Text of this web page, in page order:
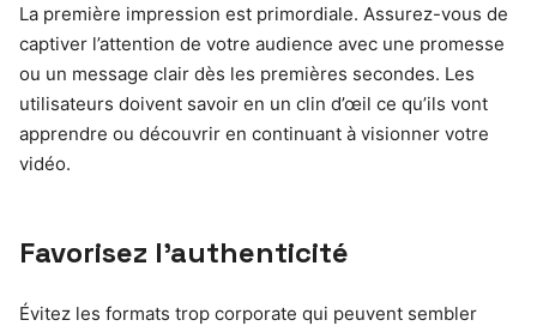
La première impression est primordiale. Assurez-vous de
captiver l’attention de votre audience avec une promesse
ou un message clair dès les premières secondes. Les
utilisateurs doivent savoir en un clin d’œil ce qu’ils vont
apprendre ou découvrir en continuant à visionner votre
vidéo.
Favorisez l’authenticité
Évitez les formats trop corporate qui peuvent sembler